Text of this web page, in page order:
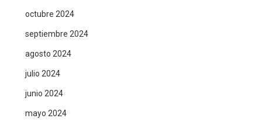
octubre 2024
septiembre 2024
agosto 2024
julio 2024
junio 2024
mayo 2024